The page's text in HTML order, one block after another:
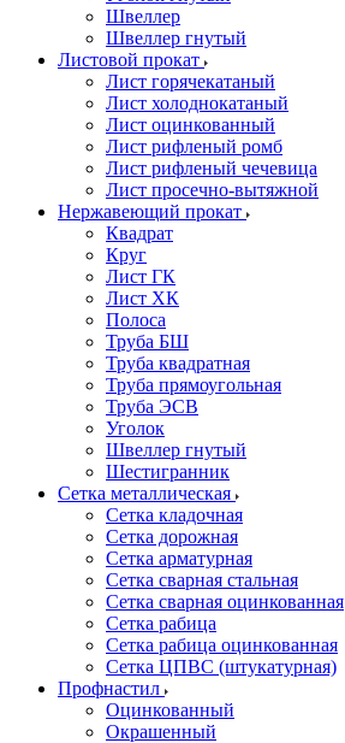
Швеллер
Швеллер гнутый
Листовой прокат
Лист горячекатаный
Лист холоднокатаный
Лист оцинкованный
Лист рифленый ромб
Лист рифленый чечевица
Лист просечно-вытяжной
Нержавеющий прокат
Квадрат
Круг
Лист ГК
Лист ХК
Полоса
Труба БШ
Труба квадратная
Труба прямоугольная
Труба ЭСВ
Уголок
Швеллер гнутый
Шестигранник
Сетка металлическая
Сетка кладочная
Сетка дорожная
Сетка арматурная
Сетка сварная стальная
Сетка сварная оцинкованная
Сетка рабица
Сетка рабица оцинкованная
Сетка ЦПВС (штукатурная)
Профнастил
Оцинкованный
Окрашенный